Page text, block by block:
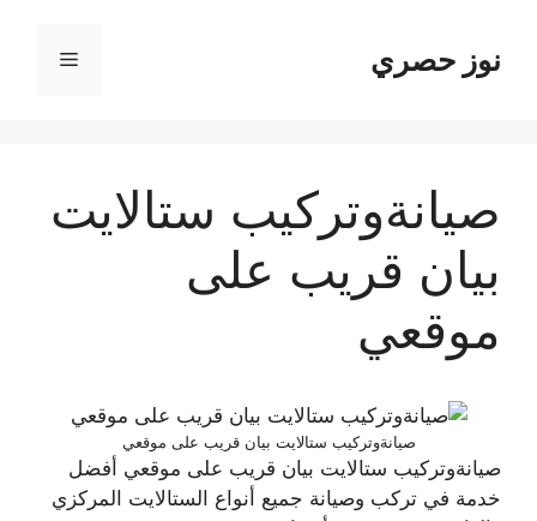
المحتوىنوز حصري القائمة
صيانةوتركيب ستالايت
بيان قريب على
موقعي
صيانةوتركيب ستالايت بيان قريب على موقعي
صيانةوتركيب ستالايت بيان قريب على موقعي أفضل
خدمة في تركب وصيانة جميع أنواع الستالايت المركزي